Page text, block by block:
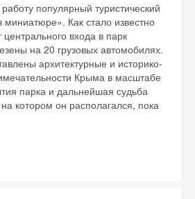
популярный туристический
Как стало известно
входа в парк
на 20 грузовых автомобилях.
архитектурные и историко-
Крыма в масштабе
парка и дальнейшая судьба
котором он располагался, пока